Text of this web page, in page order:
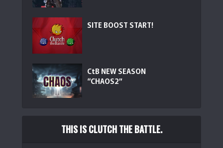
(
SITE BOOST START!
CtB NEW SEASON
“CHAOS2”
THIS IS CLUTCH THE BATTLE.